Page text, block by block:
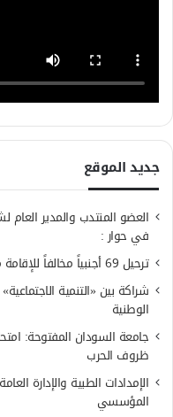
جديد الموقع
العضو المنتدب والمدير
في حوار :
ترحيل 69 أجنبياً مخالفاً للإقامة من الخرطوم
شراكة بين «التنمية
الوطنية
جامعة السودان المفتوحة:
ظروف الحرب
الإمدادات الطبية والإدارة
المؤسسي